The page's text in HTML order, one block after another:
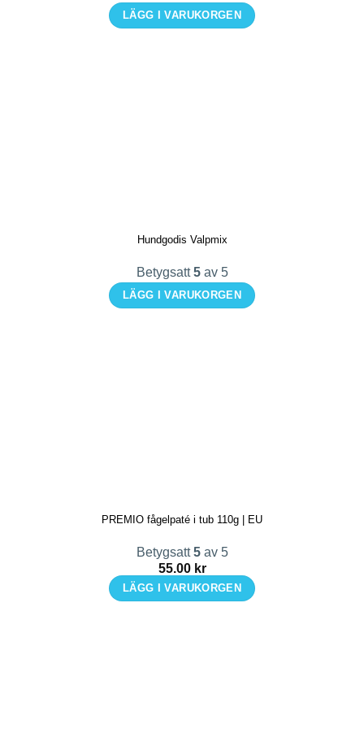
LÄGG I VARUKORGEN
väljas
produktsidan
Hundgodis Valpmix
Betygsatt5av 5
LÄGG I VARUKORGEN
väljas
produktsidan
PREMIO fågelpaté i tub 110g | EU
Betygsatt5av 5
55.00 kr
LÄGG I VARUKORGEN